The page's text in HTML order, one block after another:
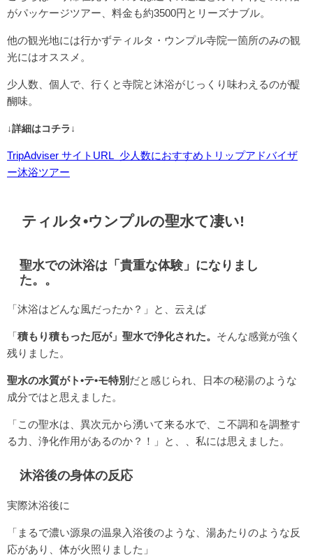
がパッケージツアー、料金も約3500円とリーズナブル。
他の観光地には行かずティルタ・ウンプル寺院一箇所のみの観
光にはオススメ。
少人数、個人で、行くと寺院と沐浴がじっくり味わえるのが醍
醐味。
↓詳細はコチラ↓
TripAdviser サイトURL 少人数におすすめトリップアドバイザ
ー沐浴ツアー
ティルタ•ウンプルの聖水て凄い!
聖水での沐浴は「貴重な体験」になりまし
た。。
「沐浴はどんな風だったか？」と、云えば
「 積もり積もった厄が」聖水で浄化された。 そんな感覚が強く
残りました。
聖水の水質がト•テ•モ特別 だと感じられ、日本の秘湯のような
成分ではと思えました。
「この聖水は、異次元から湧いて来る水で、こ不調和を調整す
る力、浄化作用があるのか？！」と、、私には思えました。
沐浴後の身体の反応
実際沐浴後に
「まるで濃い源泉の温泉入浴後のような、湯あたりのような反
応があり、体が火照りました」